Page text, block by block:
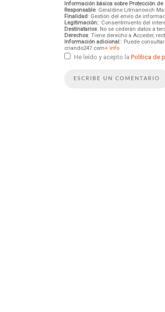
Información básica sobre Protección de
Responsable: Geraldine Litmanovich
Finalidad: Gestión del envío de
Legitimación:: Consentimiento del
Destinatarios: No se cederán datos a
Derechos: Tiene derecho a Acceder,
Información adicional:: Puede
criando247.com+ info
He leído y acepto la Política de